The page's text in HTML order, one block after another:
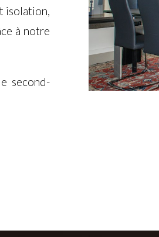
isolation,
à notre
second-